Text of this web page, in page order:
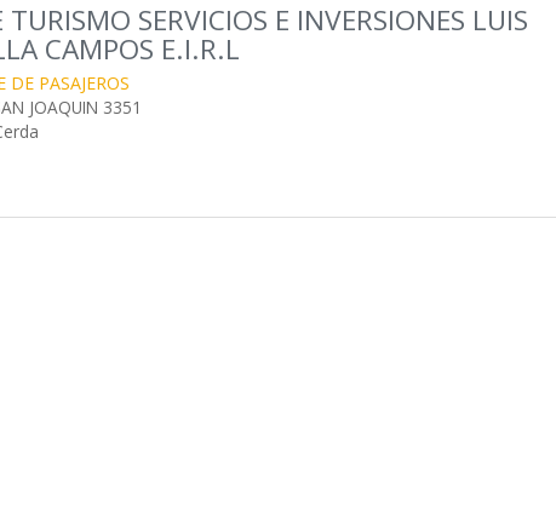
SERVICIOS E INVERSIONES LUIS
CAMPOS E.I.R.L
DE PASAJEROS
JOAQUIN 3351